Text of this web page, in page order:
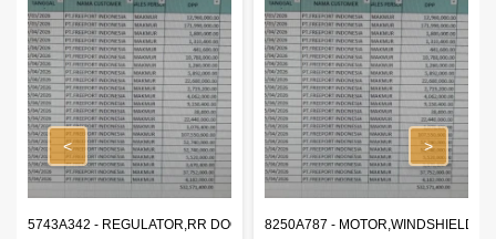
WINDOW,LH
5743A342 - REGULATOR,RR DOOR WINDOW,RH8250A787 - MOTOR,WINDSHIELD
< >